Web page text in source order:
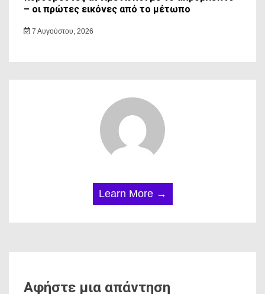
– οι πρώτες εικόνες από το μέτωπο
7 Αυγούστου, 2026
Learn More →
Αφήστε μια απάντηση